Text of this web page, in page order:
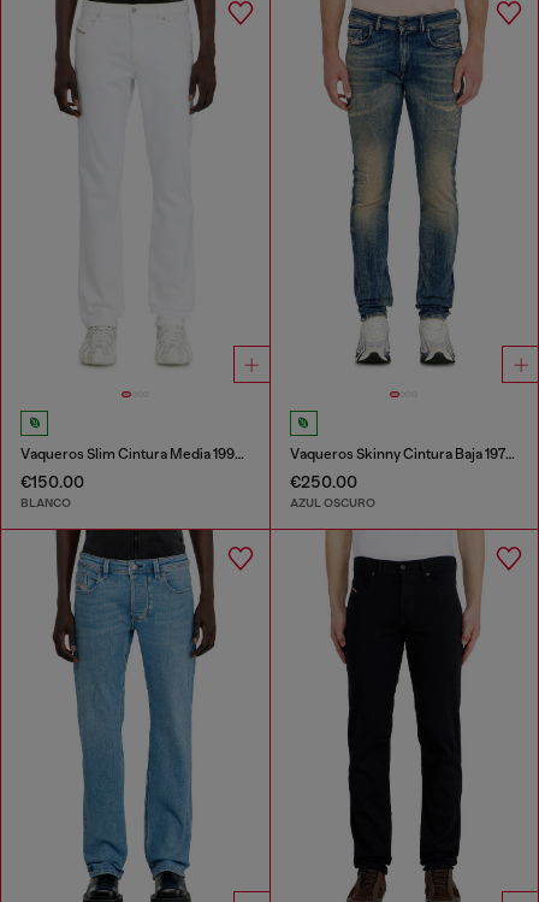
Vaqueros Slim Cintura Media 1993 D-Vyl
€150.00
BLANCO
Vaqueros Skinny Cintura Baja 1979 Sleenker
€250.00
AZUL OSCURO